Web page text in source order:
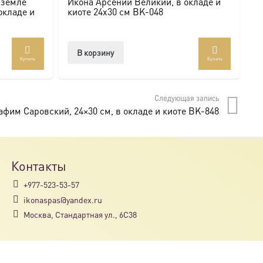
и
Купить
киоте 24х30 см BK-048
В корзину
Купить
Следующая запись
Саровский, 24×30 см, в окладе и киоте BK-848
Контакты
+977-523-53-57
ikonaspas@yandex.ru
Москва, Стандартная ул., 6С38